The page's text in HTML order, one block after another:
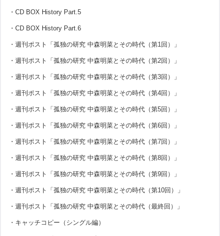
・CD BOX History Part.5
・CD BOX History Part.6
・週刊ポスト「孤独の研究 中森明菜とその時代（第1回）」
・週刊ポスト「孤独の研究 中森明菜とその時代（第2回）」
・週刊ポスト「孤独の研究 中森明菜とその時代（第3回）」
・週刊ポスト「孤独の研究 中森明菜とその時代（第4回）」
・週刊ポスト「孤独の研究 中森明菜とその時代（第5回）」
・週刊ポスト「孤独の研究 中森明菜とその時代（第6回）」
・週刊ポスト「孤独の研究 中森明菜とその時代（第7回）」
・週刊ポスト「孤独の研究 中森明菜とその時代（第8回）」
・週刊ポスト「孤独の研究 中森明菜とその時代（第9回）」
・週刊ポスト「孤独の研究 中森明菜とその時代（第10回）」
・週刊ポスト「孤独の研究 中森明菜とその時代（最終回）」
・キャッチコピー（シングル編）